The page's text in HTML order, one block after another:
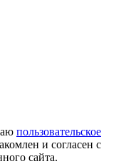
пользовательское
и согласен с
сайта.